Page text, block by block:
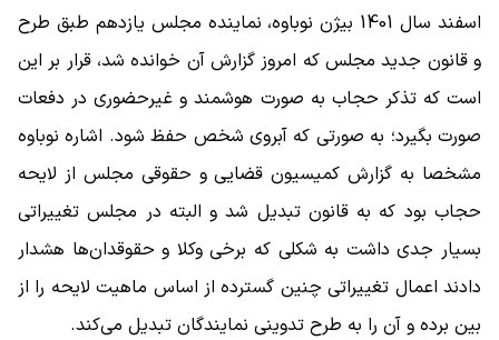
اسفند سال 1401 بیژن نوباوه، نماینده مجلس یازدهم طبق طرح
و قانون جدید مجلس که امروز گزارش آن خوانده شد، قرار بر این
است که تذکر حجاب به صورت هوشمند و غیرحضوری در دفعات
صورت بگیرد؛ به صورتی که آبروی شخص حفظ شود. اشاره نوباوه
مشخصا به گزارش کمیسیون قضایی و حقوقی مجلس از لایحه
حجاب بود که به قانون تبدیل شد و البته در مجلس تغییراتی
بسیار جدی داشت به شکلی که برخی وکلا و حقوقدان‌ها هشدار
دادند اعمال تغییراتی چنین گسترده از اساس ماهیت لایحه را از
بین برده و آن را به طرح تدوینی نمایندگان تبدیل می‌کند.